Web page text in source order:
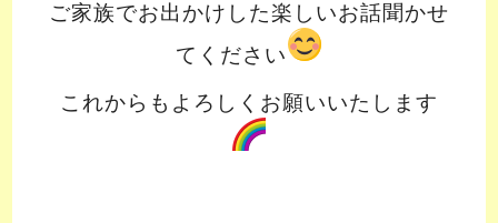
ご家族でお出かけした楽しいお話聞かせ
てください
これからもよろしくお願いいたします